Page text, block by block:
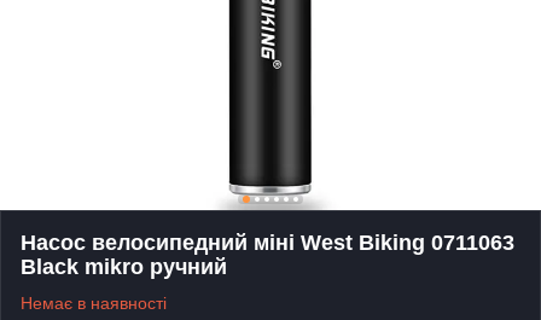
Насос велосипедний міні West Biking 0711063
Black mikro ручний
Немає в наявності